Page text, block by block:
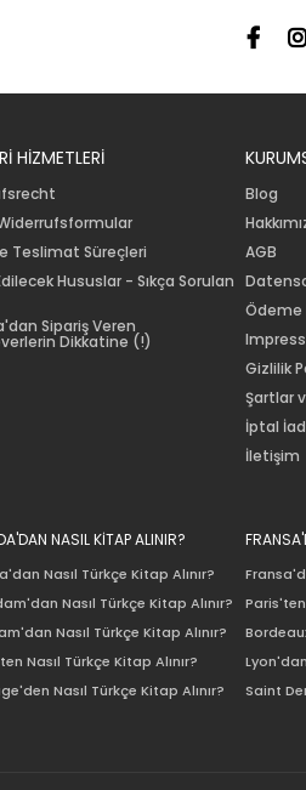
HİZMETLERİ
Teslimat Süreçleri
Hususlar - Sıkça Sorulan
Sipariş Veren
Dikkatine (!)
Blog
AGB
Ödeme
Gizlilik
Şartlar
İptal
İletişim
NASIL KİTAP ALINIR?
Nasıl Türkçe Kitap Alınır?
Nasıl Türkçe Kitap Alınır?
Nasıl Türkçe Kitap Alınır?
Nasıl Türkçe Kitap Alınır?
Nasıl Türkçe Kitap Alınır?
Paris'ten
Saint